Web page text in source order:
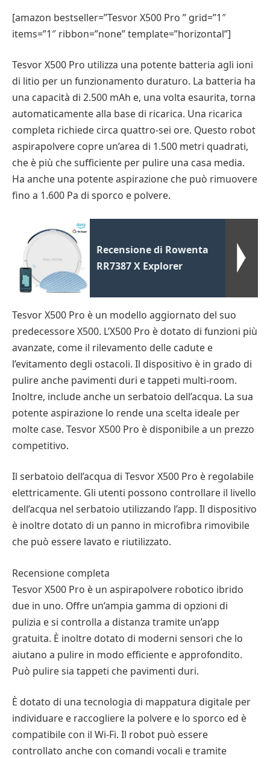
[amazon bestseller=”Tesvor X500 Pro ” grid=”1″
items=”1″ ribbon=”none” template=”horizontal”]
Tesvor X500 Pro utilizza una potente batteria agli ioni
di litio per un funzionamento duraturo. La batteria ha
una capacità di 2.500 mAh e, una volta esaurita, torna
automaticamente alla base di ricarica. Una ricarica
completa richiede circa quattro-sei ore. Questo robot
aspirapolvere copre un’area di 1.500 metri quadrati,
che è più che sufficiente per pulire una casa media.
Ha anche una potente aspirazione che può rimuovere
fino a 1.600 Pa di sporco e polvere.
Recensione di Rowenta
RR7387 X Explorer
Tesvor X500 Pro è un modello aggiornato del suo
predecessore X500. L’X500 Pro è dotato di funzioni più
avanzate, come il rilevamento delle cadute e
l’evitamento degli ostacoli. Il dispositivo è in grado di
pulire anche pavimenti duri e tappeti multi-room.
Inoltre, include anche un serbatoio dell’acqua. La sua
potente aspirazione lo rende una scelta ideale per
molte case. Tesvor X500 Pro è disponibile a un prezzo
competitivo.
Il serbatoio dell’acqua di Tesvor X500 Pro è regolabile
elettricamente. Gli utenti possono controllare il livello
dell’acqua nel serbatoio utilizzando l’app. Il dispositivo
è inoltre dotato di un panno in microfibra rimovibile
che può essere lavato e riutilizzato.
Recensione completa
Tesvor X500 Pro è un aspirapolvere robotico ibrido
due in uno. Offre un’ampia gamma di opzioni di
pulizia e si controlla a distanza tramite un’app
gratuita. È inoltre dotato di moderni sensori che lo
aiutano a pulire in modo efficiente e approfondito.
Può pulire sia tappeti che pavimenti duri.
È dotato di una tecnologia di mappatura digitale per
individuare e raccogliere la polvere e lo sporco ed è
compatibile con il Wi-Fi. Il robot può essere
controllato anche con comandi vocali e tramite